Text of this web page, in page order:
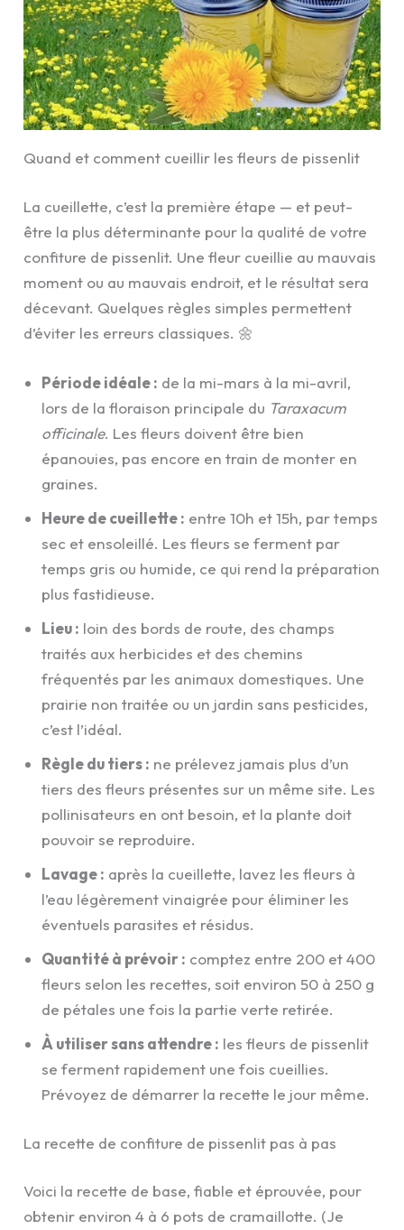
Quand et comment cueillir les fleurs de pissenlit
La cueillette, c’est la première étape — et peut-
être la plus déterminante pour la qualité de votre
confiture de pissenlit. Une fleur cueillie au mauvais
moment ou au mauvais endroit, et le résultat sera
décevant. Quelques règles simples permettent
d’éviter les erreurs classiques. 🌼
Période idéale : de la mi-mars à la mi-avril,
lors de la floraison principale du Taraxacum
officinale. Les fleurs doivent être bien
épanouies, pas encore en train de monter en
graines.
Heure de cueillette : entre 10h et 15h, par temps
sec et ensoleillé. Les fleurs se ferment par
temps gris ou humide, ce qui rend la préparation
plus fastidieuse.
Lieu : loin des bords de route, des champs
traités aux herbicides et des chemins
fréquentés par les animaux domestiques. Une
prairie non traitée ou un jardin sans pesticides,
c’est l’idéal.
Règle du tiers : ne prélevez jamais plus d’un
tiers des fleurs présentes sur un même site. Les
pollinisateurs en ont besoin, et la plante doit
pouvoir se reproduire.
Lavage : après la cueillette, lavez les fleurs à
l’eau légèrement vinaigrée pour éliminer les
éventuels parasites et résidus.
Quantité à prévoir : comptez entre 200 et 400
fleurs selon les recettes, soit environ 50 à 250 g
de pétales une fois la partie verte retirée.
À utiliser sans attendre : les fleurs de pissenlit
se ferment rapidement une fois cueillies.
Prévoyez de démarrer la recette le jour même.
La recette de confiture de pissenlit pas à pas
Voici la recette de base, fiable et éprouvée, pour
obtenir environ 4 à 6 pots de cramaillotte. (Je